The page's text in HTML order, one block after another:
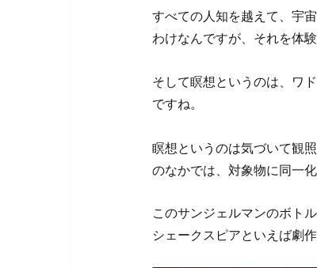
すべての人知を越えて、宇
わけなんですが、それを体
そして瞑想というのは、ワ
ですね。
瞑想というのは気づいて観
のなかでは、対象物に同一
このサンジェルマンのボト
シェークスピアといえば劇